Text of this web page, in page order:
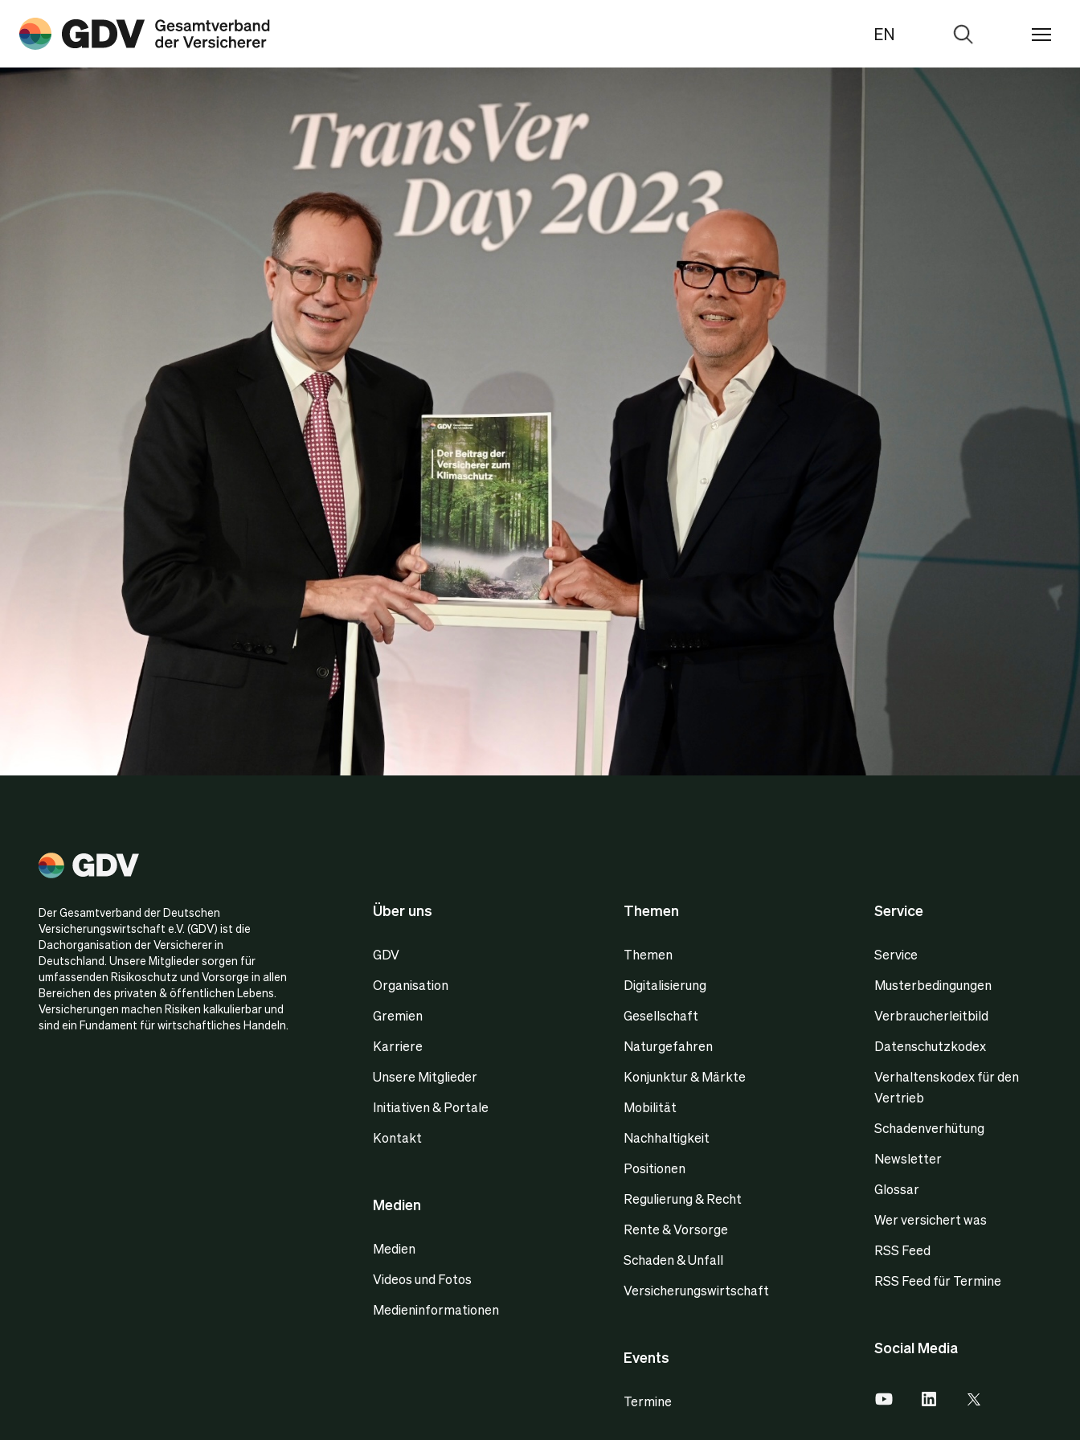
EN
Zur
Suche
Der Gesamtverband der Deutschen
Versicherungswirtschaft e.V. (GDV) ist die
Dachorganisation der Versicherer in
Deutschland. Unsere Mitglieder sorgen für
umfassenden Risikoschutz und Vorsorge in allen
Bereichen des privaten & öffentlichen Lebens.
Versicherungen machen Risiken kalkulierbar und
sind ein Fundament für wirtschaftliches Handeln.
Über uns
GDV
Organisation
Gremien
Karriere
Unsere Mitglieder
Initiativen & Portale
Kontakt
Medien
Medien
Videos und Fotos
Medieninformationen
Themen
Themen
Digitalisierung
Gesellschaft
Naturgefahren
Konjunktur & Märkte
Mobilität
Nachhaltigkeit
Positionen
Regulierung & Recht
Rente & Vorsorge
Schaden & Unfall
Versicherungswirtschaft
Events
Termine
Service
Service
Musterbedingungen
Verbraucherleitbild
Datenschutzkodex
Verhaltenskodex für den
Vertrieb
Schadenverhütung
Newsletter
Glossar
Wer versichert was
RSS Feed
RSS Feed für Termine
Social Media